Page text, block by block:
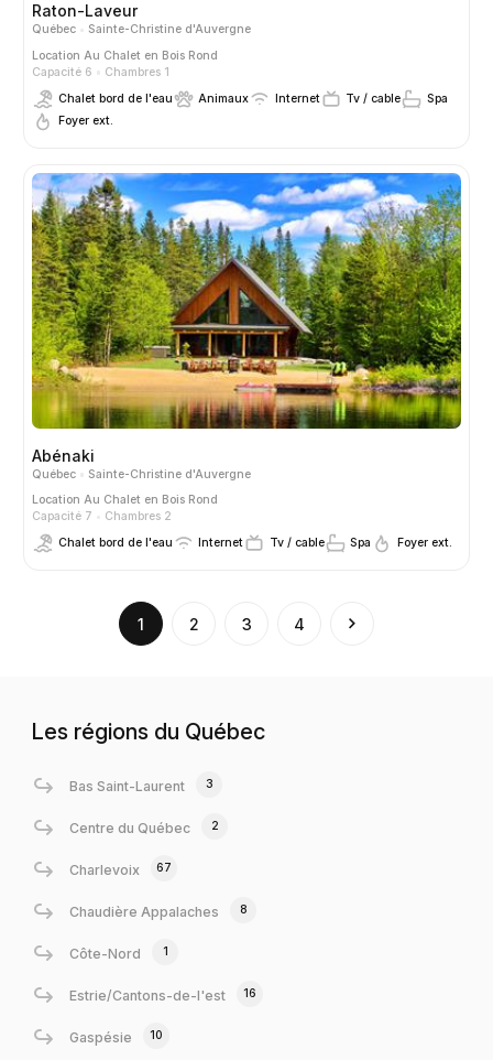
Raton-Laveur
Québec
Sainte-Christine d'Auvergne
Location Au Chalet en Bois Rond
Capacité 6
Chambres 1
Chalet bord de l'eau
Animaux Internet Tv / cable
Spa
Foyer ext.
Abénaki
Québec
Sainte-Christine d'Auvergne
Location Au Chalet en Bois Rond
Capacité 7
Chambres 2
Chalet bord de l'eau
Internet Tv / cable Spa Foyer ext.
1
(current) 2 3 4
Les régions du Québec
Bas Saint-Laurent 3
Centre du Québec 2
Charlevoix 67
Chaudière Appalaches 8
Côte-Nord 1
Estrie/Cantons-de-l'est 16
Gaspésie 10